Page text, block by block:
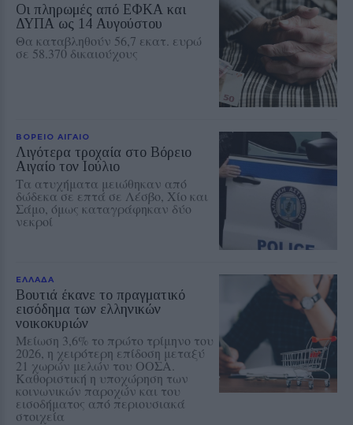
Οι πληρωμές από ΕΦΚΑ και
ΔΥΠΑ ως 14 Αυγούστου
Θα καταβληθούν 56,7 εκατ. ευρώ
σε 58.370 δικαιούχους
ΒΟΡΕΙΟ ΑΙΓΑΙΟ
Λιγότερα τροχαία στο Βόρειο
Αιγαίο τον Ιούλιο
Τα ατυχήματα μειώθηκαν από
δώδεκα σε επτά σε Λέσβο, Χίο και
Σάμο, όμως καταγράφηκαν δύο
νεκροί
ΕΛΛΑΔΑ
Βουτιά έκανε το πραγματικό
εισόδημα των ελληνικών
νοικοκυριών
Μείωση 3,6% το πρώτο τρίμηνο του
2026, η χειρότερη επίδοση μεταξύ
21 χωρών μελών του ΟΟΣΑ.
Καθοριστική η υποχώρηση των
κοινωνικών παροχών και του
εισοδήματος από περιουσιακά
στοιχεία